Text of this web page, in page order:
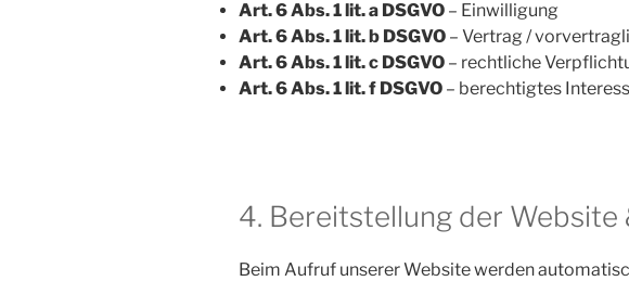
Art. 6 Abs. 1 lit. a DSGVO – Einwilligung
Art. 6 Abs. 1 lit. b DSGVO – Vertrag /
Art. 6 Abs. 1 lit. c DSGVO – rechtliche
Art. 6 Abs. 1 lit. f DSGVO – berechtigtes
4. Bereitstellung der Website
Beim Aufruf unserer Website werden